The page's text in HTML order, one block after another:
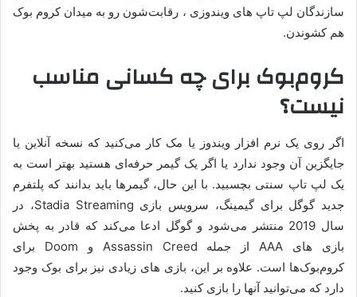
سازندگان لپ تاپ های ویندوزی ، رقابت‌شون رو به میدان کروم بوک
هم کشوندن.
کروم‌بوک برای چه کسانی مناسب
نیست؟
اگر روی یک نرم افزار ویندوز یا مک کار می‌کنید که نسخه آنلاین یا
جایگزین آن وجود ندارد یا اگر یک گیمر حرفه‌ای هستید بهتر است به
یک لپ تاپ سنتی بچسبید. با این حال، گیمرها باید بدانند که پلتفرم
جدید گوگل برای گیمینگ، سرویس بازی Stadia Streaming، در
سال 2019 منتشر می‌شود و گوگل ادعا می‌کند که قادر به پخش
بازی های AAA از جمله Assassin Creed و Doom برای
کروم‌بوک‌ها است. علاوه بر این، بازی های زیادی نیز برای بوک وجود
دارد که می‌توانید آنها را بازی کنید.